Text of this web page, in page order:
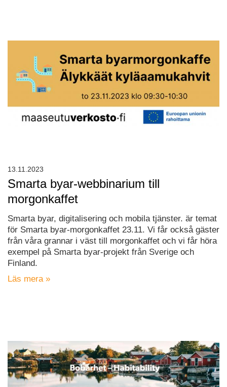
Smarta byar-webbinarium till
morgonkaffet
Smarta byar, digitalisering och mobila tjänster. är temat
för Smarta byar-morgonkaffet 23.11. Vi får också gäster
från våra grannar i väst till morgonkaffet och vi får höra
exempel på Smarta byar-projekt från Sverige och
Finland.
Läs mera »
13.11.2023